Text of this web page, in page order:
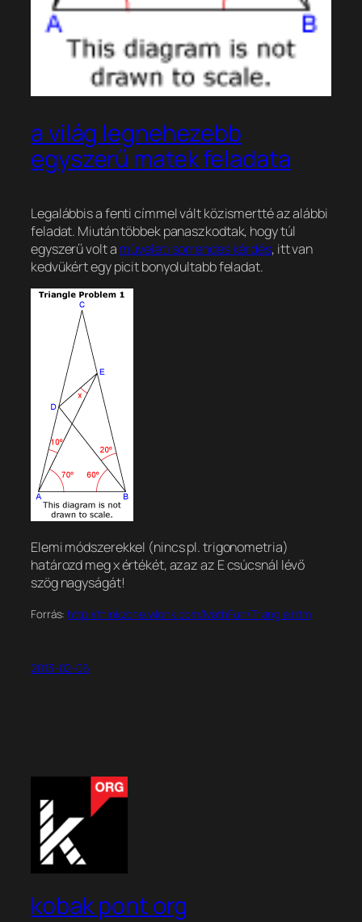
a világ legnehezebb
egyszerű matek feladata
Legalábbis a fenti címmel vált közismertté az alábbi
feladat. Miután többek panaszkodtak, hogy túl
egyszerű volt aműveleti sorrendes kérdés, itt van
kedvükért egy picit bonyolultabb feladat.
Elemi módszerekkel (nincs pl. trigonometria)
határozd meg x értékét, azaz az E csúcsnál lévő
szög nagyságát!
Forrás: http://thinkzone.wlonk.com/MathFun/Triangle.htm
2013-02-06
kobak pont org